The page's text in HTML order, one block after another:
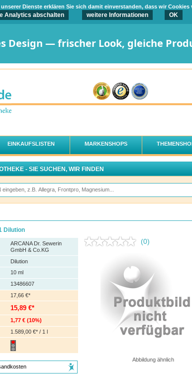
Dienste erklären Sie sich damit einverstanden, dass wir
Analytics abschalten weitere Informationen OK
Design — frischer Look, gleiche
EINKAUFSLISTEN MARKENSHOPS
- SIE SUCHEN, WIR FINDEN
Dilution
(0)
Abbildung ähnlich
ARCANA Dr. Sewerin
GmbH & Co.KG
Dilution
10 ml
13486607
17,66 €*
15,89 €*
1,77 € (10%)
1.589,00 €* / 1 l